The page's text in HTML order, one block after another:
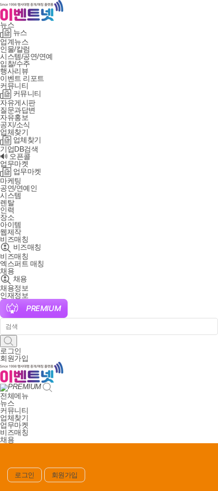
뉴스
뉴스
업계뉴스
인물/칼럼
시스템/공연/연예
입찰/수주
행사리뷰
이벤트 리포트
커뮤니티
커뮤니티
자유게시판
질문과답변
자유홍보
공지/소식
업체찾기
업체찾기
기업DB검색
🔊 오픈콜
업무마켓
업무마켓
마케팅
공연/연예인
시스템
렌탈
인력
장소
아이템
웹제작
비즈매칭
비즈매칭
비즈매칭
엑스퍼트 매칭
채용
채용
채용정보
인재정보
로그인
회원가입
PREMIUM
전체메뉴
뉴스
커뮤니티
업체찾기
업무마켓
비즈매칭
채용
로그인 회원가입